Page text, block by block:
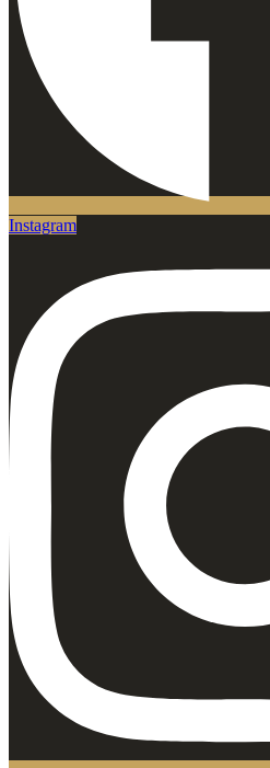
Instagram